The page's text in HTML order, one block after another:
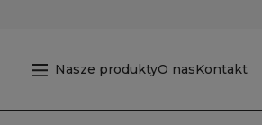
Nasze produktyO nasKontakt